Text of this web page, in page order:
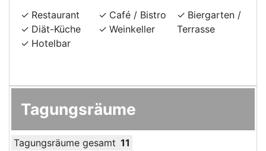
Restaurant
Diät-Küche
Hotelbar
Café / Bistro
Weinkeller
Biergarten /
Terrasse
Tagungsräume
Tagungsräume gesamt 11